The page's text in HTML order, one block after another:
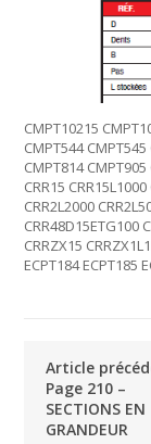
CMPT10215
CMPT544
CMPT814 CMPT905
CRR15
CRR2L2000
CRR48D15ETG100
CRRZX15
ECPT184 ECPT185
Article
Page 210 –
SECTIONS EN
GRANDEUR